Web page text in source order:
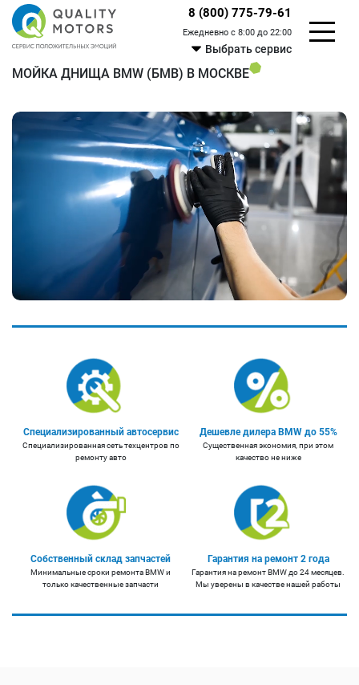
8 (800) 775-79-61
Ежедневно с 8:00 до 22:00
Выбрать сервис
МОЙКА ДНИЩА BMW (БМВ) В МОСКВЕ
Специализированный автосервис
Специализированная сеть техцентров по
ремонту авто
Дешевле дилера BMW до 55%
Существенная экономия, при этом
качество не ниже
Собственный склад запчастей
Минимальные сроки ремонта BMW и
только качественные запчасти
Гарантия на ремонт 2 года
Гарантия на ремонт BMW до 24 месяцев.
Мы уверены в качестве нашей работы